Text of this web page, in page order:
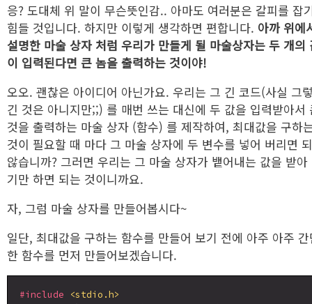
응? 도대체 위 말이 무슨뜻인감.. 아마도 여러분은 갈피를 잡
힘들 것입니다. 하지만 이렇게 생각하면 편합니다. 아까 위에
설명한 마술 상자 처럼 우리가 만들게 될 마술상자는 두 개의
이 입력된다면 큰 놈을 출력하는 것이야!
오오. 괜찮은 아이디어 아닌가요. 우리는 그 긴 코드(사실 그
긴 것은 아니지만;;) 를 매번 쓰는 대신에 두 값을 입력받아서
것을 출력하는 마술 상자 (함수) 를 제작하여, 최대값을 구하
것이 필요할 때 마다 그 마술 상자에 두 변수를 넣어 버리면
않습니까? 그러면 우리는 그 마술 상자가 뱉어내는 값을 받아
기만 하면 되는 것이니까요.
자, 그럼 마술 상자를 만들어봅시다~
일단, 최대값을 구하는 함수를 만들어 보기 전에 아주 아주
한 함수를 먼저 만들어보겠습니다.
#include
<stdio.h>